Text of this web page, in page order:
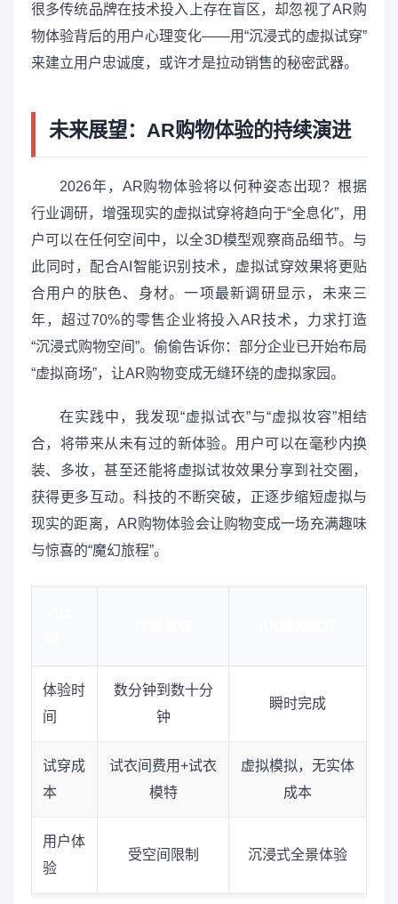
很多传统品牌在技术投入上存在盲区，却忽视了AR购
物体验背后的用户心理变化——用“沉浸式的虚拟试穿”
来建立用户忠诚度，或许才是拉动销售的秘密武器。
未来展望：AR购物体验的持续演进
2026年，AR购物体验将以何种姿态出现？根据
行业调研，增强现实的虚拟试穿将趋向于“全息化”，用
户可以在任何空间中，以全3D模型观察商品细节。与
此同时，配合AI智能识别技术，虚拟试穿效果将更贴
合用户的肤色、身材。一项最新调研显示，未来三
年，超过70%的零售企业将投入AR技术，力求打造
“沉浸式购物空间”。偷偷告诉你：部分企业已开始布局
“虚拟商场”，让AR购物变成无缝环绕的虚拟家园。
在实践中，我发现“虚拟试衣”与“虚拟妆容”相结
合，将带来从未有过的新体验。用户可以在毫秒内换
装、多妆，甚至还能将虚拟试妆效果分享到社交圈，
获得更多互动。科技的不断突破，正逐步缩短虚拟与
现实的距离，AR购物体验会让购物变成一场充满趣味
与惊喜的“魔幻旅程”。
体验时
间
数分钟到数十分
钟
瞬时完成
试穿成
本
试衣间费用+试衣
模特
虚拟模拟，无实体
成本
用户体
验
受空间限制 沉浸式全景体验